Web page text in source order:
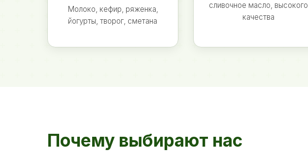
Молоко, кефир, ряженка,
йогурты, творог, сметана
сливочное масло, высокого
качества
Почему выбирают нас